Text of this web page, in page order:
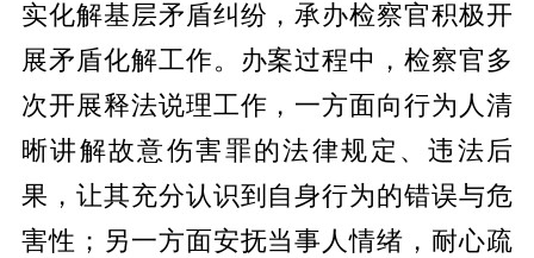
实化解基层矛盾纠纷，承办检察官积极开
展矛盾化解工作。办案过程中，检察官多
次开展释法说理工作，一方面向行为人清
晰讲解故意伤害罪的法律规定、违法后
果，让其充分认识到自身行为的错误与危
害性；另一方面安抚当事人情绪，耐心疏